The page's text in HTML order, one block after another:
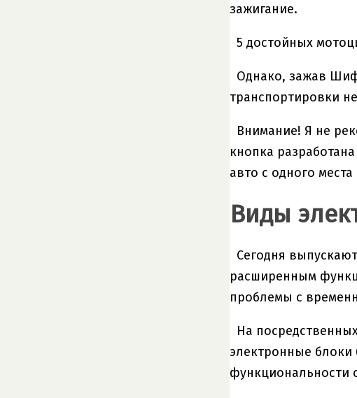
зажигание.
5 достойных
Однако, зажав
транспортировки
Внимание! Я не
кнопка
авто с одного места
Виды
Сегодня
расширенным
проблемы с
На
электронные блоки
функциональности